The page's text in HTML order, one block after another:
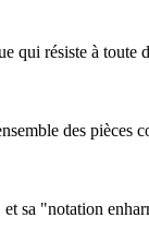
qui résiste à toute
des pièces
sa "notation